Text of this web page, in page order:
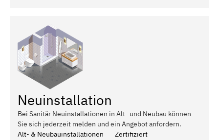
Neuinstallation
Bei Sanitär Neuinstallationen in Alt- und Neubau können
Sie sich jederzeit melden und ein Angebot anfordern.
Alt- & Neubauinstallationen
Zertifiziert